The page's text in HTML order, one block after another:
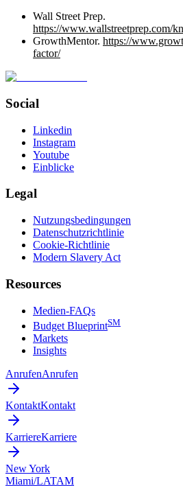
Wall Street Prep.
https://www.wallstreetprep.com/
GrowthMentor. https://
factor/
Social
Linkedin
Instagram
Youtube
Einblicke
Legal
Nutzungsbedingungen
Datenschutzrichtlinie
Cookie-Richtlinie
Modern Slavery Act
Resources
Medien-FAQs
Budget BlueprintSM
Markets
Insights
AnrufenAnrufen
KontaktKontakt
KarriereKarriere
New York
Miami/LATAM